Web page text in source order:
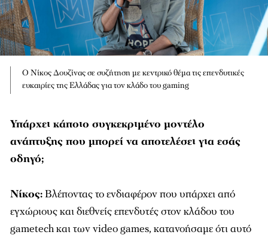
Ο Νίκος Δουζίνας σε συζήτηση με κεντρικό θέμα τις επενδυτικές
ευκαιρίες της Ελλάδας για τον κλάδο του gaming
Υπάρχει κάποιο συγκεκριμένο μοντέλο
ανάπτυξης που μπορεί να αποτελέσει για εσάς
οδηγό;
Νίκος:Βλέποντας το ενδιαφέρον που υπάρχει από
εγχώριους και διεθνείς επενδυτές στον κλάδου του
gametech και των video games, κατανοήσαμε ότι αυτό